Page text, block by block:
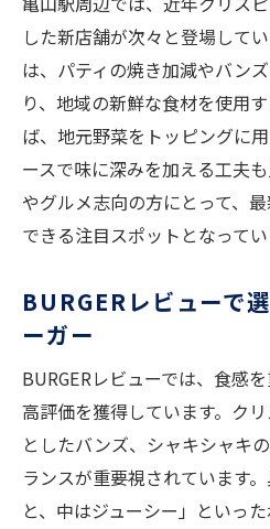
カリカリバンズが人
Smile Maker's写真
食感重視のBURGER
ハンバーガーと三重
食欲そそるカリカリ
亀山駅で味わうご当地ハ
ご当地ハンバーガー
三重バーガーの新
BURGERレビューか
ハンバーガー好きに
新食感ハンバーガーを求
亀山駅で話題の新食
した新店舗が次々と登場して
は、パティの焼き加減やバン
り、地域の新鮮な食材を使用
ば、地元野菜をトッピングに
ースで味に深みを加える工夫
やグルメ志向の方にとって、
できる注目スポットとなってい
BURGERレビューで
ーガー
BURGERレビューでは、食感
高評価を獲得しています。ク
としたバンズ、シャキシャキ
ランスが重要視されています
と、中はジューシー」といっ